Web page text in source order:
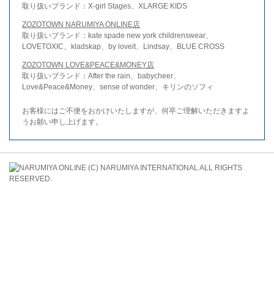
取り扱いブランド：X-girl Stages、XLARGE KIDS
ZOZOTOWN NARUMIYA ONLINE店
取り扱いブランド：kate spade new york childrenswear、
LOVETOXIC、kladskap、by loveit、Lindsay、BLUE CROSS
ZOZOTOWN LOVE&PEACE&MONEY店
取り扱いブランド：After the rain、babycheer、
Love&Peace&Money、sense of wonder、キリンのソフィ
お客様にはご不便をおかけいたしますが、何卒ご理解いただきますよ
うお願い申し上げます。